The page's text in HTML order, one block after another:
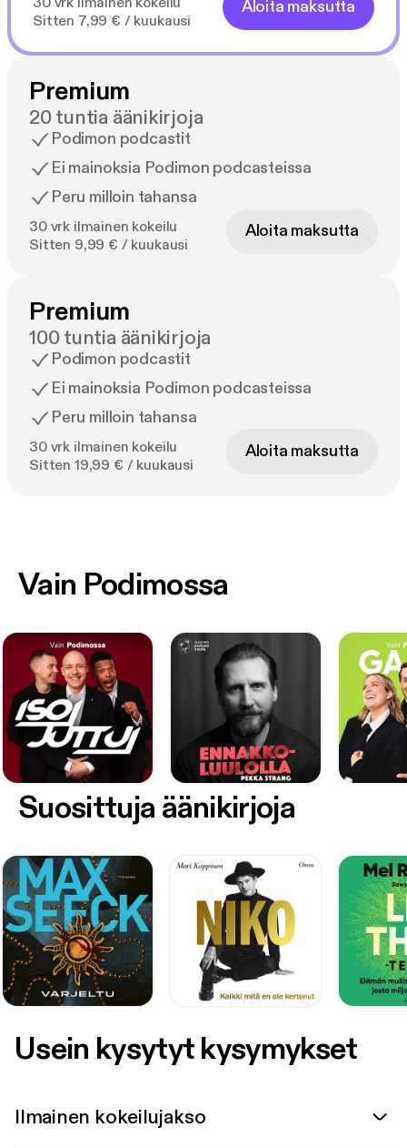
Sitten 7,99 € / kuukausi
Aloita maksutta
Premium
20 tuntia äänikirjoja
Podimon podcastit
Ei mainoksia Podimon podcasteissa
Peru milloin tahansa
30 vrk ilmainen kokeilu
Sitten 9,99 € / kuukausi
Aloita maksutta
Premium
100 tuntia äänikirjoja
Podimon podcastit
Ei mainoksia Podimon podcasteissa
Peru milloin tahansa
30 vrk ilmainen kokeilu
Sitten 19,99 € / kuukausi
Aloita maksutta
Vain Podimossa
Suosittuja äänikirjoja
Usein kysytyt kysymykset
Ilmainen kokeilujakso